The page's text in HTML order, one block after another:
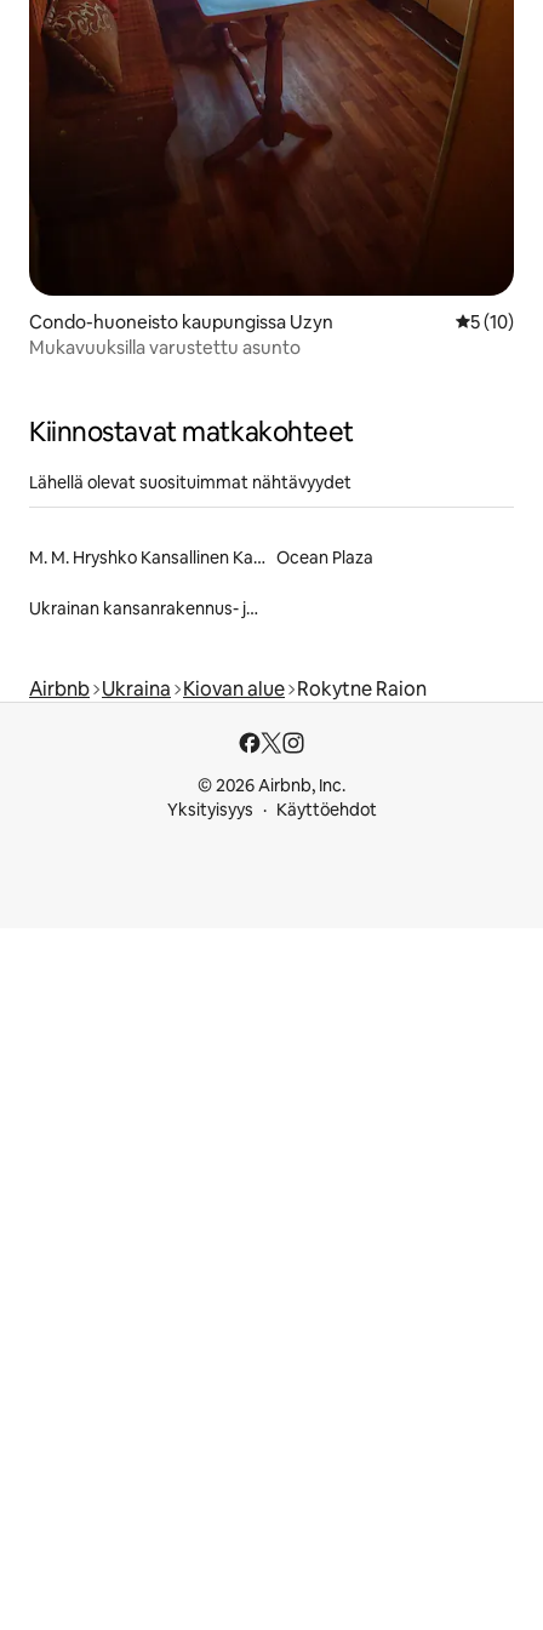
Condo-huoneisto kaupungissa Uzyn
5 (10)
Mukavuuksilla varustettu asunto
Kiinnostavat matkakohteet
Lähellä olevat suosituimmat nähtävyydet
M. M. Hryshko Kansallinen Kasvitieteellinen Puutarha Ocean Plaza
Ukrainan kansanrakennus- ja kansanperinteiden kansallismuseo
Airbnb Ukraina Kiovan alue Rokytne Raion
© 2026 Airbnb, Inc.
Yksityisyys
Käyttöehdot